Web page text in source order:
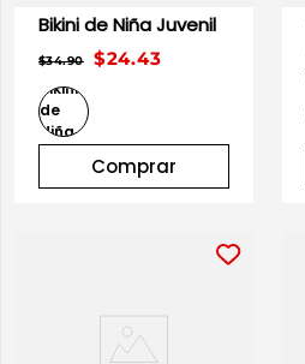
Bikini de Niña Juvenil
$24.43
$34.90
Comprar